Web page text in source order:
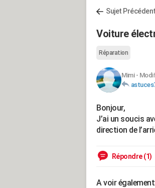
Sujet Précédent
Voiture
Réparation
Mimi-
Bonjour,
J’ai un soucis
direction de
Répondre (1)
A voir